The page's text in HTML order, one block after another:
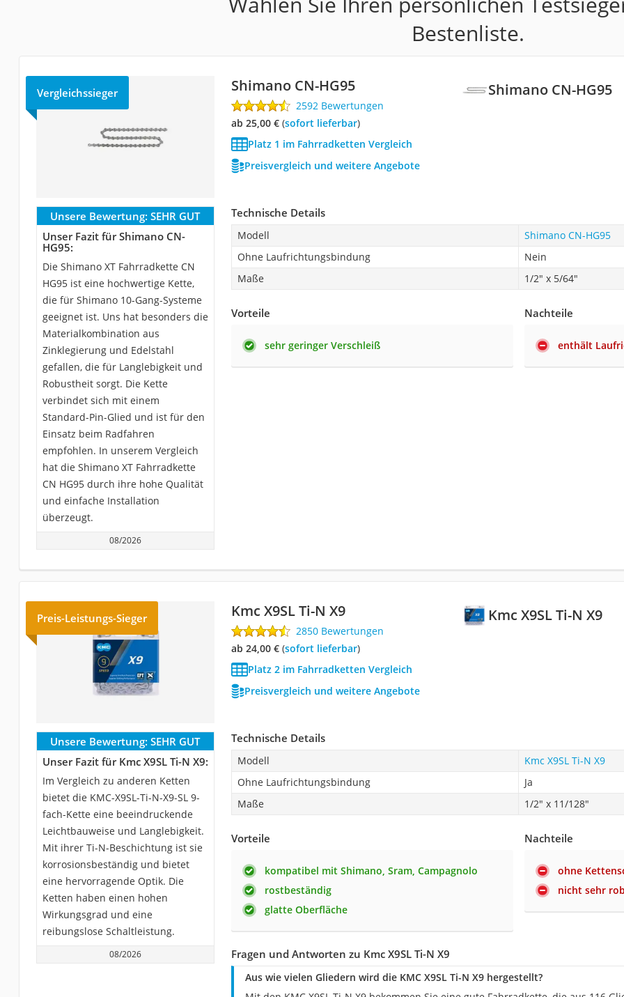
Bestenliste.
Shimano CN-HG95
Vergleichssieger Shimano CN-HG95
2592 Bewertungen
ab 25,00 €( Sofort lieferbar)
Platz 1 im Fahrradketten Vergleich
Preisvergleich und weitere Angebote
Unsere Bewertung: SEHR GUT
Unser Fazit für Shimano CN-
HG95:
Die Shimano XT Fahrradkette CN
HG95 ist eine hochwertige Kette,
die für Shimano 10-Gang-Systeme
geeignet ist. Uns hat besonders die
Materialkombination aus
Zinklegierung und Edelstahl
gefallen, die für Langlebigkeit und
Robustheit sorgt. Die Kette
verbindet sich mit einem
Standard-Pin-Glied und ist für den
Einsatz beim Radfahren
empfohlen. In unserem Vergleich
hat die Shimano XT Fahrradkette
CN HG95 durch ihre hohe Qualität
und einfache Installation
überzeugt.
08/2026
Technische Details
Modell
Shimano CN-HG95
Ohne Laufrichtungsbindung
Nein
Maße
1/2" x 5/64"
Vorteile
sehr geringer Verschleiß
Nachteile
enthält
Kmc X9SL Ti-N X9
Preis-Leistungs-Sieger Kmc X9SL Ti-N X9
2850 Bewertungen
ab 24,00 €( Sofort lieferbar)
Platz 2 im Fahrradketten Vergleich
Preisvergleich und weitere Angebote
Unsere Bewertung: SEHR GUT
Unser Fazit für Kmc X9SL Ti-N X9:
Im Vergleich zu anderen Ketten
bietet die KMC-X9SL-Ti-N-X9-SL 9-
fach-Kette eine beeindruckende
Leichtbauweise und Langlebigkeit.
Mit ihrer Ti-N-Beschichtung ist sie
korrosionsbeständig und bietet
eine hervorragende Optik. Die
Ketten haben einen hohen
Wirkungsgrad und eine
reibungslose Schaltleistung.
08/2026
Technische Details
Modell
Kmc X9SL Ti-N X9
Ohne Laufrichtungsbindung
Ja
Maße
1/2" x 11/128"
Vorteile
kompatibel mit Shimano, Sram, Campagnolo
rostbeständig
glatte Oberfläche
Nachteile
ohne
nicht sehr
Fragen und Antworten zu Kmc X9SL Ti-N X9
Aus wie vielen Gliedern wird die KMC X9SL Ti-N X9 hergestellt?